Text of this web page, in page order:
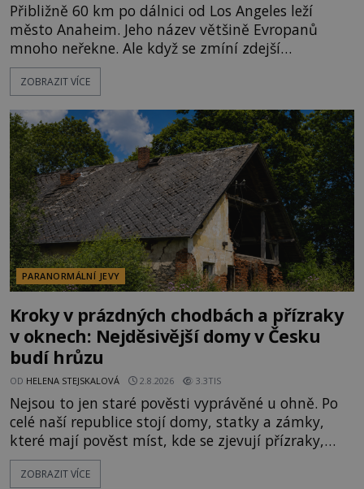
Přibližně 60 km po dálnici od Los Angeles leží
město Anaheim. Jeho název většině Evropanů
mnoho neřekne. Ale když se zmíní zdejší
Disneyland, je hned jasno. Zábavní park vyroste na
poklidném místě bývalého sadu pomerančovníků.
kolem 17 000 000 zábavychtivých lidí ročně. A ač je
velká snaha to utajit, někteří z
ZOBRAZIT VÍCE
PARANORMÁLNÍ JEVY
Kroky v prázdných chodbách a přízraky
v oknech: Nejděsivější domy v Česku
budí hrůzu
OD HELENA STEJSKALOVÁ 2.8.2026 3.3TIS
Nejsou to jen staré pověsti vyprávěné u ohně. Po
celé naší republice stojí domy, statky a zámky,
které mají pověst míst, kde se zjevují přízraky,
ozývají nevysvětlitelné zvuky nebo se dějí podivné
jevy. Zatímco historici většinou hledají racionální
ZOBRAZIT VÍCE